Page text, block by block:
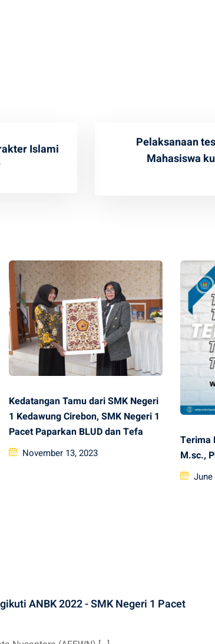
Islami
Pelaksanaan
Mahasiswa
Kedatangan Tamu dari SMK Negeri
1 Kedawung Cirebon, SMK Negeri 1
Pacet Paparkan BLUD dan Tefa
Posted
November 13, 2023
Terima
M.sc.,
June
ANBK 2022 - SMK Negeri 1 Pacet